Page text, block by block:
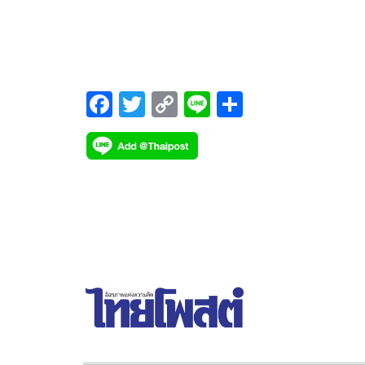
F
ac
e
T
wi
tt
C
o
p
Li